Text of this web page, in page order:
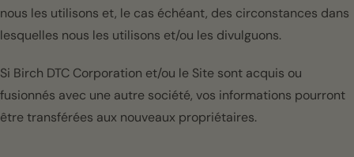
nous les utilisons et, le cas échéant, des circonstances dans
lesquelles nous les utilisons et/ou les divulguons.
Si Birch DTC Corporation et/ou le Site sont acquis ou
fusionnés avec une autre société, vos informations pourront
être transférées aux nouveaux propriétaires.